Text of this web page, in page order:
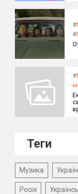
#
#
#
Теги
Музика
Росія